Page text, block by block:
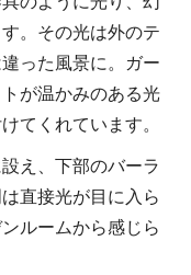
。その光は外のテ
った風景に。ガー
が温かみのある光
てくれています。
え、下部のバーラ
直接光が目に入ら
ルームから感じら